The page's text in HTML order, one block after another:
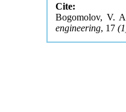
Cite:
Bogomolov, V.
engineering, 17